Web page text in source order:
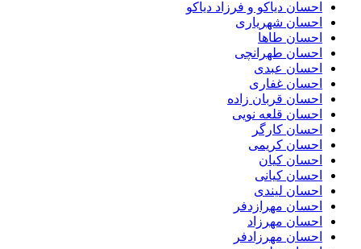
احسان دیاکو و فرزاد دیاکو
احسان شهریاری
احسان طاها
احسان طهرانچی
احسان عبدی
احسان غفاری
احسان قربان زاده
احسان قلعه نویی
احسان کارگر
احسان کریمی
احسان کیان
احسان کیانی
احسان لیندی
احسان مهرازدفر
احسان مهرزاد
احسان مهرزادفر